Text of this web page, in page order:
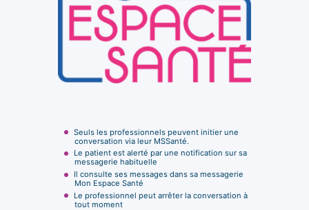
Seuls les professionnels peuvent initier une
conversation via leur MSSanté.
Le patient est alerté par une notification sur sa
messagerie habituelle
Il consulte ses messages dans sa messagerie
Mon Espace Santé
Le professionnel peut arrêter la conversation à
tout moment